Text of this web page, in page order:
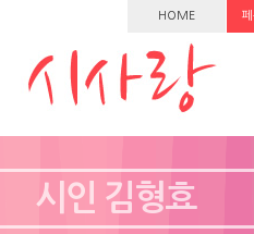
HOME
시인 김형효